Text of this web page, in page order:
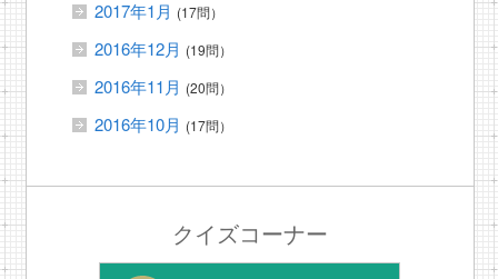
2017年1月 (17問）
2016年12月 (19問）
2016年11月 (20問）
2016年10月 (17問）
クイズコーナー